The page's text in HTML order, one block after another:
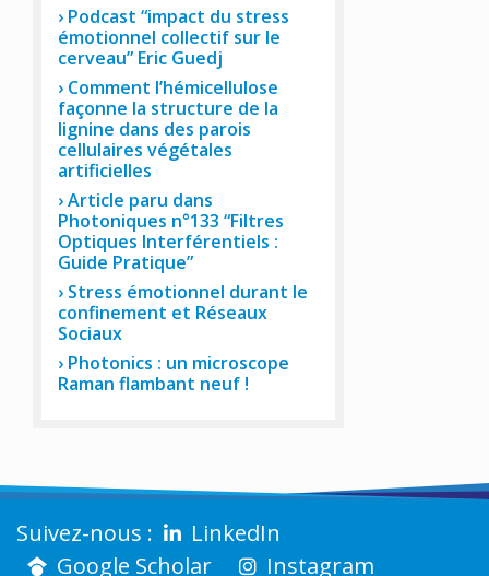
Podcast “impact du stress
émotionnel collectif sur le
cerveau” Eric Guedj
Comment l’hémicellulose
façonne la structure de la
lignine dans des parois
cellulaires végétales
artificielles
Article paru dans
Photoniques n°133 “Filtres
Optiques Interférentiels :
Guide Pratique”
Stress émotionnel durant le
confinement et Réseaux
Sociaux
Photonics : un microscope
Raman flambant neuf !
LinkedIn
Google Scholar
Instagram